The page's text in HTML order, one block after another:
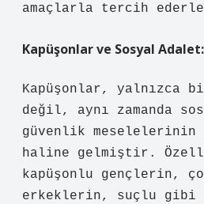
amaçlarla tercih
Kapüşonlar ve Sosyal
Kapüşonlar,
değil, aynı zamanda
güvenlik meselelerinin
haline gelmiştir.
kapüşonlu gençlerin,
erkeklerin, suçlu gibi